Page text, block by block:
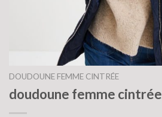
DOUDOUNE FEMME CINTRÉE
doudoune femme cintrée